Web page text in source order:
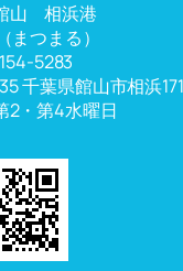
山 相浜港
まつまる）
5283
千葉県館山市相浜171
2・第4水曜日